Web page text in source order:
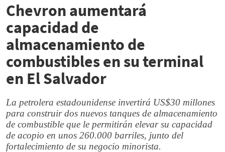
Chevron aumentará
capacidad de
almacenamiento de
combustibles en su terminal
en El Salvador
La petrolera estadounidense invertirá US$30 millones
para construir dos nuevos tanques de almacenamiento
de combustible que le permitirán elevar su capacidad
de acopio en unos 260.000 barriles, junto del
fortalecimiento de su negocio minorista.